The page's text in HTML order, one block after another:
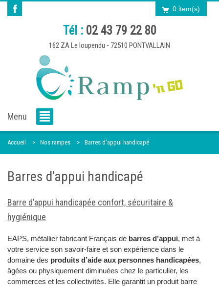
0 item(s)
Tél : 02 43 79 22 80
162 ZA Le loupendu - 72510 PONTVALLAIN
Menu
Accueil Nos rampes Barres d'appui handicapé
Barres d'appui handicapé
Barre d’appui handicapée confort, sécuritaire &
hygiénique
EAPS, métallier fabricant Français de barres d’appui, met à
votre service son savoir-faire et son expérience dans le
domaine des produits d’aide aux personnes handicapées,
âgées ou physiquement diminuées chez le particulier, les
commerces et les collectivités. Elle garantit un produit barre